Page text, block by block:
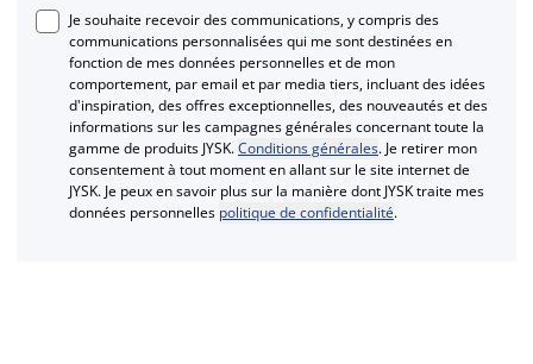
Je souhaite recevoir des communications, y compris des
communications personnalisées qui me sont destinées en
fonction de mes données personnelles et de mon
comportement, par email et par media tiers, incluant des idées
d'inspiration, des offres exceptionnelles, des nouveautés et des
informations sur les campagnes générales concernant toute la
gamme de produits JYSK.Conditions générales. Je retirer mon
consentement à tout moment en allant sur le site internet de
JYSK. Je peux en savoir plus sur la manière dont JYSK traite mes
données personnelles politique de confidentialité.